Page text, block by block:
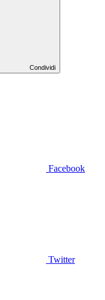
Condividi
Facebook
Twitter